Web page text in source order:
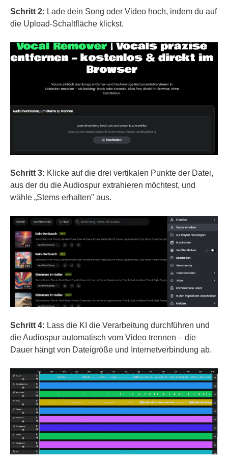
Schritt 2: Lade dein Song oder Video hoch, indem du auf
die Upload-Schaltfläche klickst.
Schritt 3: Klicke auf die drei vertikalen Punkte der Datei,
aus der du die Audiospur extrahieren möchtest, und
wähle „Stems erhalten" aus.
Schritt 4: Lass die KI die Verarbeitung durchführen und
die Audiospur automatisch vom Video trennen – die
Dauer hängt von Dateigröße und Internetverbindung ab.